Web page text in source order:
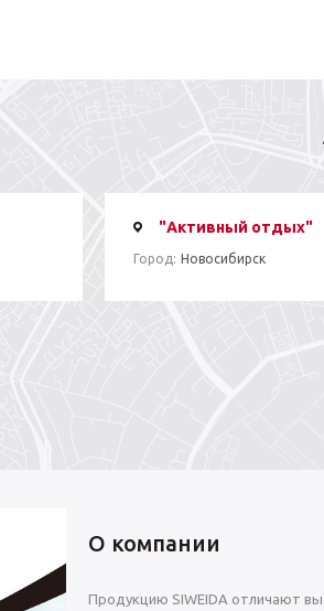
"Активный отдых"
Город: Новосибирск
О компании
Продукцию SIWEIDA отличают